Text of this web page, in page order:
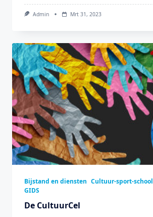
Admin Mrt 31, 2023
Bijstand en diensten Cultuur-sport-school
GIDS
De CultuurCel